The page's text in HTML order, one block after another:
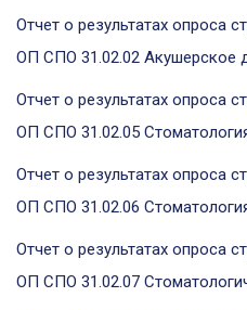
Отчет о результатах опроса
ОП СПО 31.02.02 Акушерское
Отчет о результатах опроса
ОП СПО 31.02.05
Отчет о результатах опроса
ОП СПО 31.02.06
Отчет о результатах опроса
ОП СПО 31.02.07